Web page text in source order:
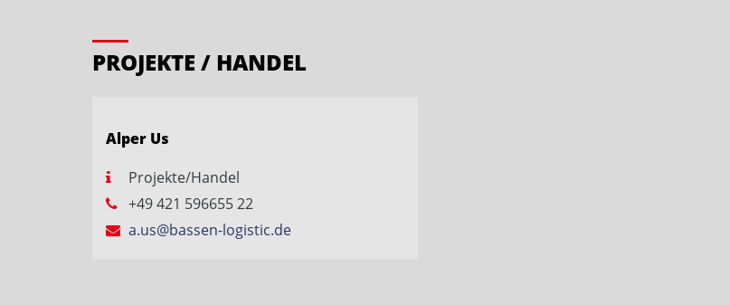
PROJEKTE / HANDEL
Alper Us
Projekte/Handel
+49 421 596655 22
a.us@bassen-logistic.de